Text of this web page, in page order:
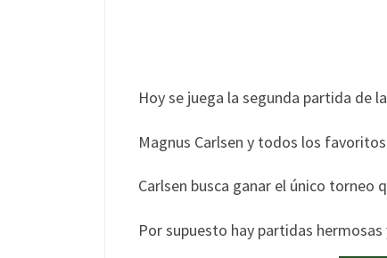
Hoy se juega la segunda partida de
Magnus Carlsen y todos los
Carlsen busca ganar el único torneo
Por supuesto hay partidas hermosas